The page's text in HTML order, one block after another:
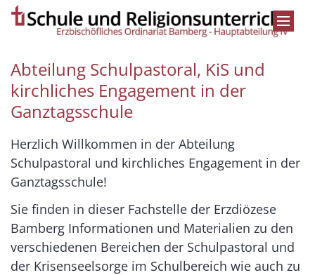
Zum Inhalt springen
Abteilung Schulpastoral, KiS und
kirchliches Engagement in der
Ganztagsschule
Herzlich Willkommen in der Abteilung
Schulpastoral und kirchliches Engagement in der
Ganztagsschule!
Sie finden in dieser Fachstelle der Erzdiözese
Bamberg Informationen und Materialien zu den
verschiedenen Bereichen der Schulpastoral und
der Krisenseelsorge im Schulbereich wie auch zu